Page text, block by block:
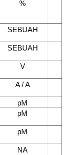
%
SEBUAH
SEBUAH
V
A / A
pM
pM
pM
NA